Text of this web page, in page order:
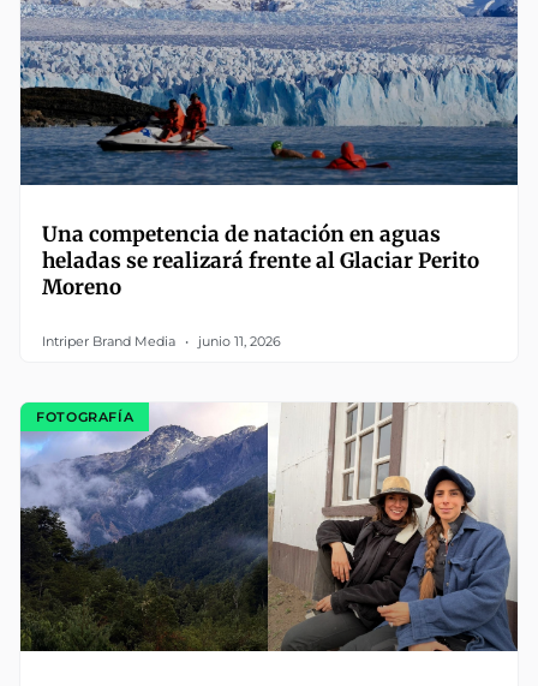
Una competencia de natación en aguas
heladas se realizará frente al Glaciar Perito
Moreno
Intriper Brand Media junio 11, 2026
FOTOGRAFÍA